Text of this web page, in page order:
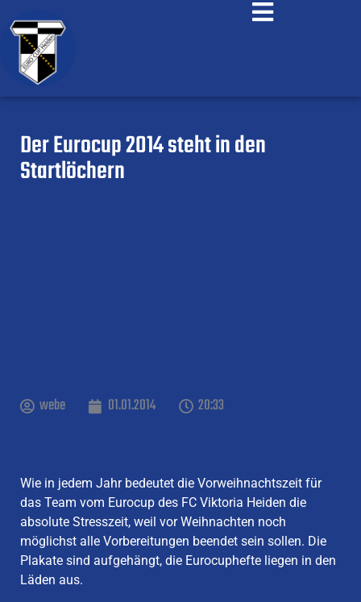
Der Eurocup 2014 steht in den
Startlöchern
webe 01.01.2014 20:33
Wie in jedem Jahr bedeutet die Vorweihnachtszeit für
das Team vom Eurocup des FC Viktoria Heiden die
absolute Stresszeit, weil vor Weihnachten noch
möglichst alle Vorbereitungen beendet sein sollen. Die
Plakate sind aufgehängt, die Eurocuphefte liegen in den
Läden aus.